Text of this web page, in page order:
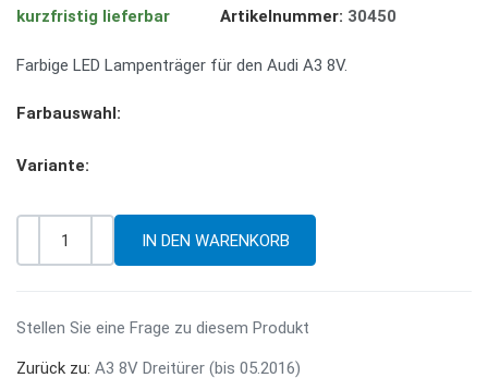
kurzfristig lieferbar Artikelnummer: 30450
Farbige LED Lampenträger für den Audi A3 8V.
Farbauswahl:
Variante:
Stellen Sie eine Frage zu diesem Produkt
Zurück zu: A3 8V Dreitürer (bis 05.2016)